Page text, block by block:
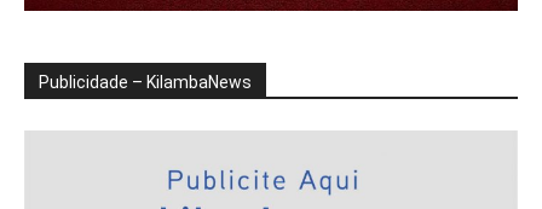
Publicidade – KilambaNews